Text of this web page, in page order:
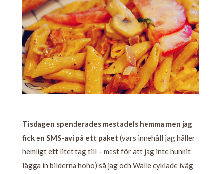
Tisdagen spenderades mestadels hemma men jag
fick en SMS-avi på ett paket (vars innehåll jag håller
hemligt ett litet tag till – mest för att jag inte hunnit
lägga in bilderna hoho) så jag och Walle cyklade iväg